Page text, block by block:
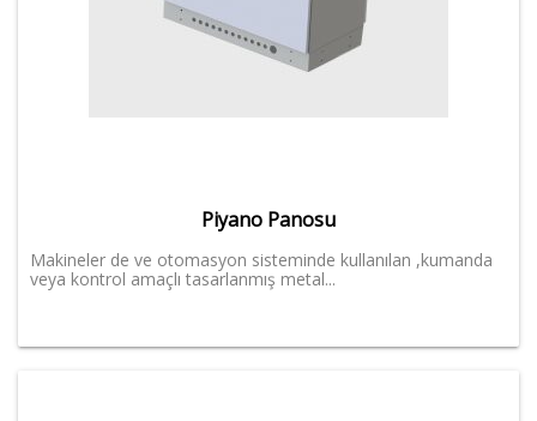
Piyano Panosu
Makineler de ve otomasyon sisteminde kullanılan ,kumanda
veya kontrol amaçlı tasarlanmış metal...